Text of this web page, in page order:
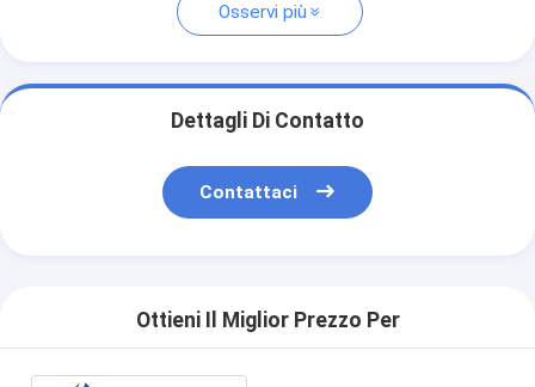
Osservi più
Dettagli Di Contatto
Contattaci
Ottieni Il Miglior Prezzo Per